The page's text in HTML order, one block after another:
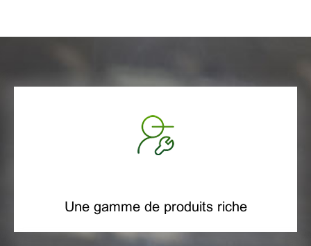
Une gamme de produits riche